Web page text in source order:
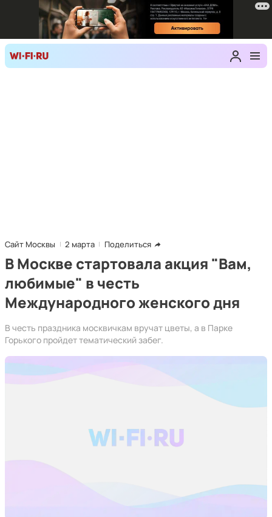
Сайт Москвы 2 марта Поделиться
В Москве стартовала акция "Вам,
любимые" в честь
Международного женского дня
В честь праздника москвичкам вручат цветы, а в Парке
Горького пройдет тематический забег.